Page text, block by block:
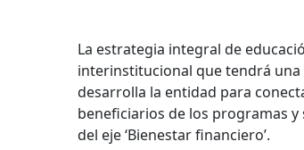
La estrategia integral de
interinstitucional que tendrá
desarrolla la entidad para
beneficiarios de los programas
del eje ‘Bienestar financiero’.